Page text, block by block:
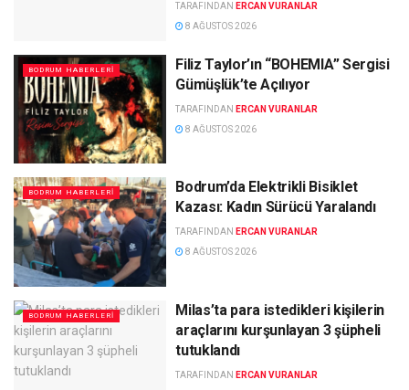
TARAFINDAN ERCAN VURANLAR
8 AĞUSTOS 2026
BODRUM HABERLERI
Filiz Taylor’ın “BOHEMIA” Sergisi
Gümüşlük’te Açılıyor
TARAFINDAN ERCAN VURANLAR
8 AĞUSTOS 2026
BODRUM HABERLERI
Bodrum’da Elektrikli Bisiklet
Kazası: Kadın Sürücü Yaralandı
TARAFINDAN ERCAN VURANLAR
8 AĞUSTOS 2026
BODRUM HABERLERI
Milas’ta para istedikleri kişilerin
araçlarını kurşunlayan 3 şüpheli
tutuklandı
TARAFINDAN ERCAN VURANLAR